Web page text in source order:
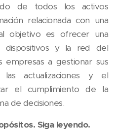
de todos los activos
relacionada con una
objetivo es ofrecer una
dispositivos y la red del
empresas a gestionar sus
las actualizaciones y el
el cumplimiento de la
de decisiones.
Siga leyendo.